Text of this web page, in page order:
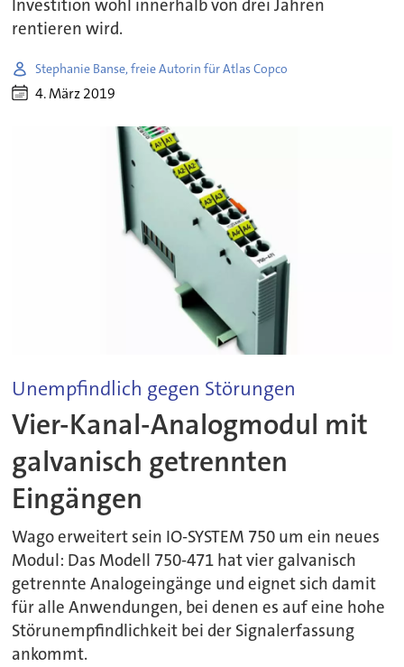
Investition wohl innerhalb von drei Jahren
rentieren wird.
Stephanie Banse, freie Autorin für Atlas Copco
4. März 2019
Unempfindlich gegen Störungen
Vier-Kanal-Analogmodul mit
galvanisch getrennten
Eingängen
Wago erweitert sein IO-SYSTEM 750 um ein neues
Modul: Das Modell 750-471 hat vier galvanisch
getrennte Analogeingänge und eignet sich damit
für alle Anwendungen, bei denen es auf eine hohe
Störunempfindlichkeit bei der Signalerfassung
ankommt.